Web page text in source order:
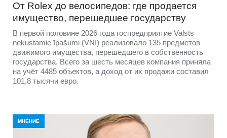
От Rolex до велосипедов: где продается
имущество, перешедшее государству
В первой половине 2026 года госпредприятие Valsts
nekustamie īpašumi (VNĪ) реализовало 135 предметов
движимого имущества, перешедшего в собственность
государства. Всего за шесть месяцев компания приняла
на учёт 4485 объектов, а доход от их продажи составил
101,8 тысячи евро.
МНЕНИЕ